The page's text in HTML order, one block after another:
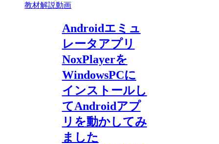
教材解説動画
Androidエミュ
レータアプリ
NoxPlayerを
WindowsPCに
インストールし
てAndroidアプ
リを動かしてみ
ました